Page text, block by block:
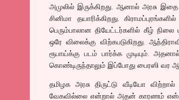
அமுலில் இருக்கிறது. ஆனால் அரசு
சினிமா தயாரிக்கிறது.
பெரும்பாலான தியேட்டர்களில் கீழ்
ஒரே விலைக்கு விற்கபடுகிறது.
ரூபாய்க்கு படம் பார்க்க முடியும்.
கொண்டிருந்தாலும் இப்போது பைரஸி வர
தமிழக அரசு திருட்டு வீடியோ விற்றால்
வேகவில்லை என்றால் அதன் காரணம்